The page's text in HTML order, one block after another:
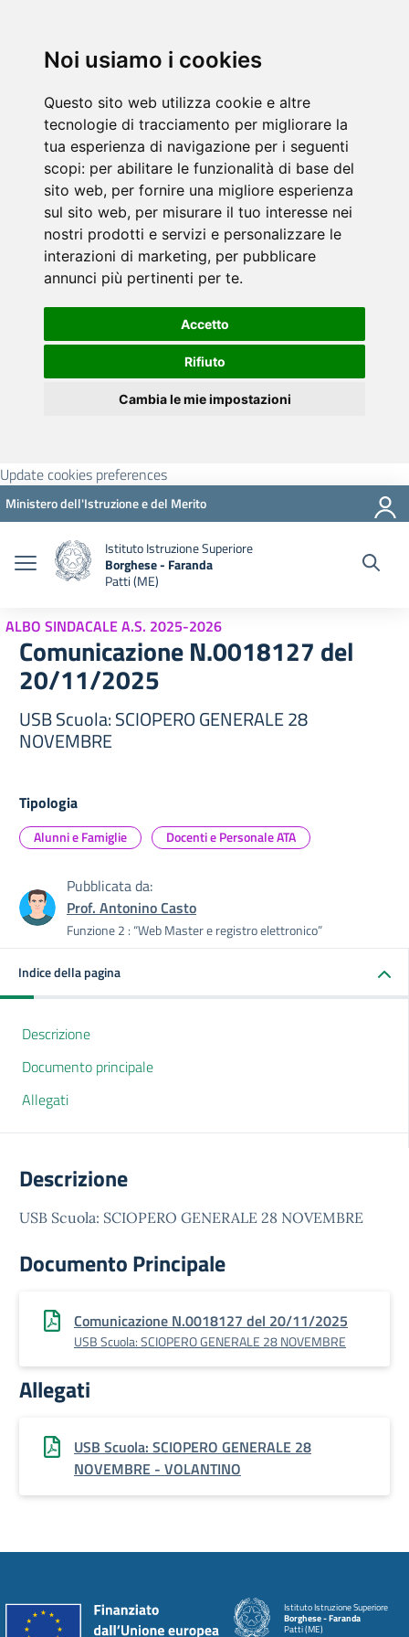
Noi usiamo i cookies
Questo sito web utilizza cookie e altre
tecnologie di tracciamento per migliorare la
tua esperienza di navigazione per i seguenti
scopi: per abilitare le funzionalità di base del
sito web, per fornire una migliore esperienza
sul sito web, per misurare il tuo interesse nei
nostri prodotti e servizi e personalizzare le
interazioni di marketing, per pubblicare
annunci più pertinenti per te.
Accetto
Rifiuto
Cambia le mie impostazioni
Update cookies preferences
Ministero dell'Istruzione e del Merito
Istituto Istruzione Superiore
Borghese - Faranda
Patti (ME)
ALBO SINDACALE A.S. 2025-2026
Comunicazione N.0018127 del
20/11/2025
USB Scuola: SCIOPERO GENERALE 28
NOVEMBRE
Tipologia
Alunni e Famiglie Docenti e Personale ATA
Pubblicata da:
Prof. Antonino Casto
Funzione 2 : “Web Master e registro elettronico”
Indice della pagina
Descrizione
Documento principale
Allegati
Descrizione
USB Scuola: SCIOPERO GENERALE 28 NOVEMBRE
Documento Principale
Comunicazione N.0018127 del 20/11/2025
USB Scuola: SCIOPERO GENERALE 28 NOVEMBRE
Allegati
USB Scuola: SCIOPERO GENERALE 28
NOVEMBRE - VOLANTINO
Istituto Istruzione Superiore
Borghese - Faranda
Patti (ME)